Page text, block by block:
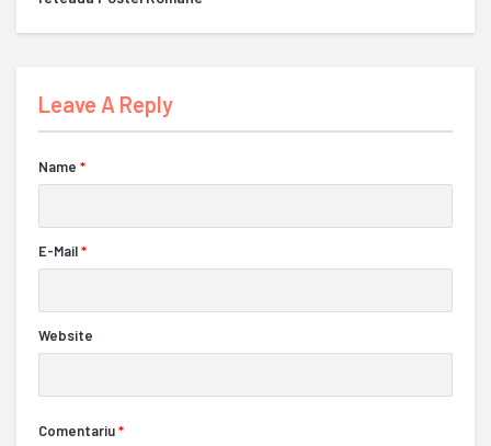
Leave A Reply
Name *
E-Mail*
Website
Comentariu*